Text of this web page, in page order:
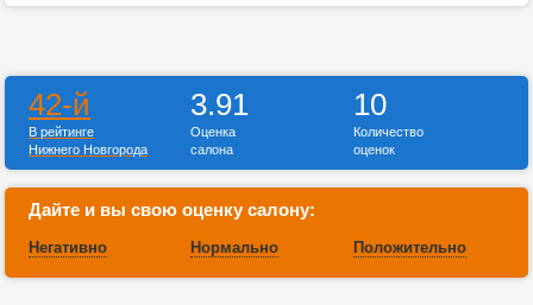
42-й
В рейтинге
Нижнего Новгорода
3.91
Оценка
салона
10
Количество
оценок
Дайте и вы свою оценку салону:
Негативно Нормально Положительно